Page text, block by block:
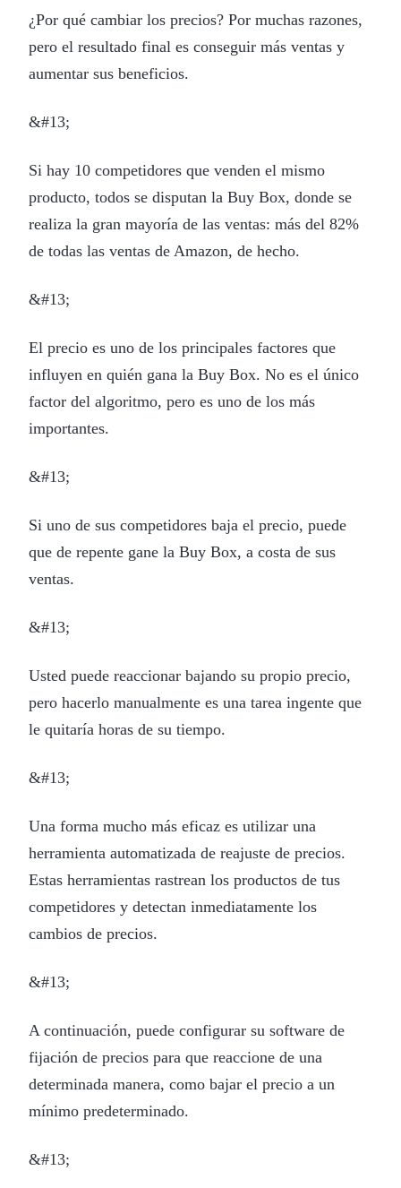
¿Por qué cambiar los precios? Por muchas razones,
pero el resultado final es conseguir más ventas y
aumentar sus beneficios.
&#13;
Si hay 10 competidores que venden el mismo
producto, todos se disputan la Buy Box, donde se
realiza la gran mayoría de las ventas: más del 82%
de todas las ventas de Amazon, de hecho.
&#13;
El precio es uno de los principales factores que
influyen en quién gana la Buy Box. No es el único
factor del algoritmo, pero es uno de los más
importantes.
&#13;
Si uno de sus competidores baja el precio, puede
que de repente gane la Buy Box, a costa de sus
ventas.
&#13;
Usted puede reaccionar bajando su propio precio,
pero hacerlo manualmente es una tarea ingente que
le quitaría horas de su tiempo.
&#13;
Una forma mucho más eficaz es utilizar una
herramienta automatizada de reajuste de precios.
Estas herramientas rastrean los productos de tus
competidores y detectan inmediatamente los
cambios de precios.
&#13;
A continuación, puede configurar su software de
fijación de precios para que reaccione de una
determinada manera, como bajar el precio a un
mínimo predeterminado.
&#13;